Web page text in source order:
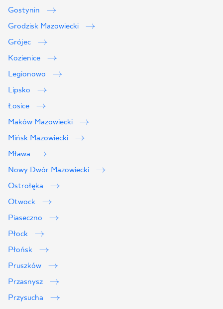
Gostynin
Grodzisk Mazowiecki
Grójec
Kozienice
Legionowo
Lipsko
Łosice
Maków Mazowiecki
Mińsk Mazowiecki
Mława
Nowy Dwór Mazowiecki
Ostrołęka
Otwock
Piaseczno
Płock
Płońsk
Pruszków
Przasnysz
Przysucha